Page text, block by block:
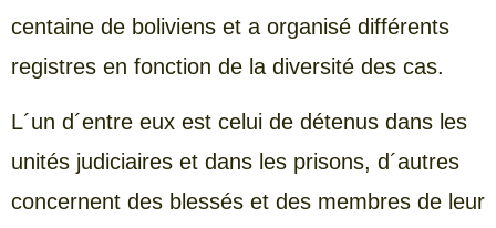
centaine de boliviens et a organisé différents
registres en fonction de la diversité des cas.
L´un d´entre eux est celui de détenus dans les
unités judiciaires et dans les prisons, d´autres
concernent des blessés et des membres de leur